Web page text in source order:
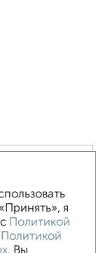
Загородный
я
Политикой
Политикой
. Вы